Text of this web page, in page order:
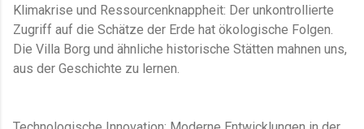
Klimakrise und Ressourcenknappheit: Der unkontrollierte
Zugriff auf die Schätze der Erde hat ökologische Folgen.
Die Villa Borg und ähnliche historische Stätten mahnen uns,
aus der Geschichte zu lernen.